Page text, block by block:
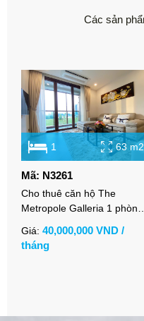
Các sản
1 63 m2
Mã: N3261
Cho thuê căn hộ The
Metropole Galleria 1 phòng
Giá: 40,000,000 VND /
tháng